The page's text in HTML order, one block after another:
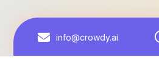
info@crowdy.ai